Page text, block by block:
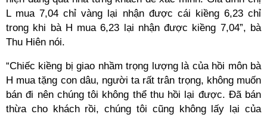
L mua 7,04 chỉ vàng lại nhận được cái kiềng 6,23 chỉ
trong khi bà H mua 6,23 lại nhận được kiềng 7,04”, bà
Thu Hiên nói.
“Chiếc kiềng bị giao nhầm trọng lượng là của hồi môn bà
H mua tặng con dâu, người ta rất trân trọng, không muốn
bán đi nên chúng tôi không thể thu hồi lại được. Đã bán
thừa cho khách rồi, chúng tôi cũng không lấy lại của